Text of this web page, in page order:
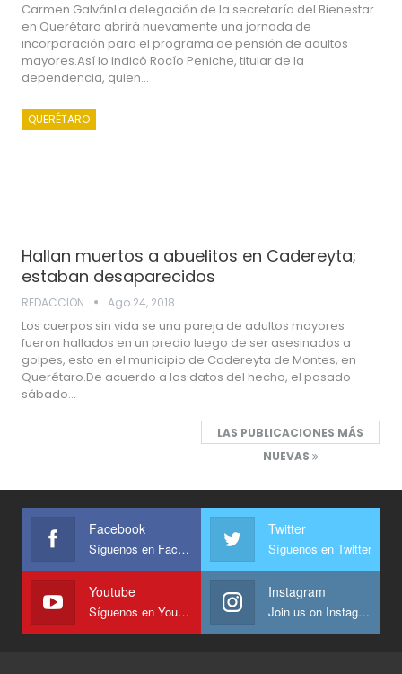
Carmen GalvánLa delegación de la secretaría del Bienestar
en Querétaro abrirá nuevamente una jornada de
incorporación para el programa de pensión de adultos
mayores.Así lo indicó Rocío Peniche, titular de la
dependencia, quien…
QUERÉTARO
Hallan muertos a abuelitos en Cadereyta;
estaban desaparecidos
REDACCIÓN Ago 24, 2018
Los cuerpos sin vida se una pareja de adultos mayores
fueron hallados en un predio luego de ser asesinados a
golpes, esto en el municipio de Cadereyta de Montes, en
Querétaro.De acuerdo a los datos del hecho, el pasado
sábado…
LAS PUBLICACIONES MÁS
NUEVAS
Facebook
Síguenos en Facebook
Twitter
Síguenos en Twitter
Youtube
Síguenos en Youtube
Instagram
Join us on Instagram